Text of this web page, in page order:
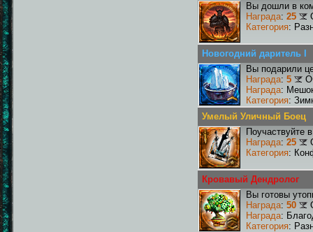
Вы дошли в
Награда: 25
Категория:
Новогодний даритель I
Вы подарили
Награда: 5
Награда:
Категория:
Умелый Уличный Боец
Поучаствуйте
Награда: 25
Категория:
Кровавый Дендролог
Вы готовы
Награда: 50
Награда:
Категория: